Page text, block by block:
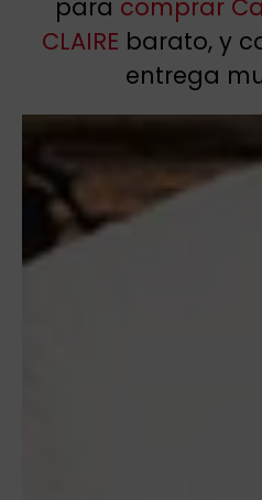
para comprar
CLAIRE barato, y
entrega